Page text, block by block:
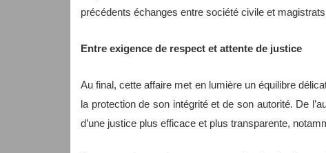
précédents échanges entre société civile et
Entre exigence de respect et attente de justice
Au final, cette affaire met en lumière un équilibre
la protection de son intégrité et de son autorité. De
d’une justice plus efficace et plus transparente,